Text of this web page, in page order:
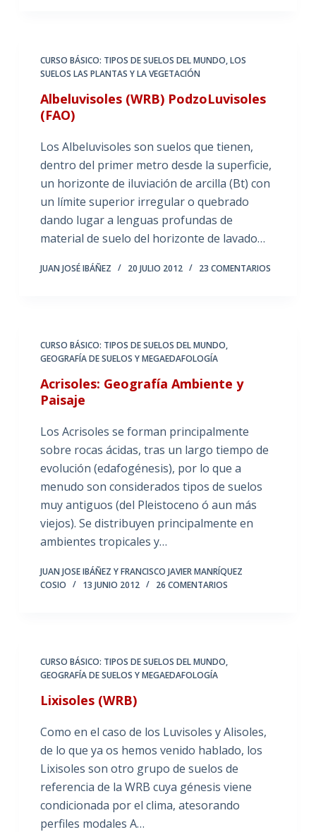
CURSO BÁSICO: TIPOS DE SUELOS DEL MUNDO,LOS
SUELOS LAS PLANTAS Y LA VEGETACIÓN
Albeluvisoles (WRB) PodzoLuvisoles
(FAO)
Los Albeluvisoles son suelos que tienen,
dentro del primer metro desde la superficie,
un horizonte de iluviación de arcilla (Bt) con
un límite superior irregular o quebrado
dando lugar a lenguas profundas de
material de suelo del horizonte de lavado…
JUAN JOSÉ IBÁÑEZ 20 JULIO 2012 23 COMENTARIOS
CURSO BÁSICO: TIPOS DE SUELOS DEL MUNDO,
GEOGRAFÍA DE SUELOS Y MEGAEDAFOLOGÍA
Acrisoles: Geografía Ambiente y
Paisaje
Los Acrisoles se forman principalmente
sobre rocas ácidas, tras un largo tiempo de
evolución (edafogénesis), por lo que a
menudo son considerados tipos de suelos
muy antiguos (del Pleistoceno ó aun más
viejos). Se distribuyen principalmente en
ambientes tropicales y…
JUAN JOSE IBÁÑEZ Y FRANCISCO JAVIER MANRÍQUEZ
COSIO
13 JUNIO 2012 26 COMENTARIOS
CURSO BÁSICO: TIPOS DE SUELOS DEL MUNDO,
GEOGRAFÍA DE SUELOS Y MEGAEDAFOLOGÍA
Lixisoles (WRB)
Como en el caso de los Luvisoles y Alisoles,
de lo que ya os hemos venido hablado, los
Lixisoles son otro grupo de suelos de
referencia de la WRB cuya génesis viene
condicionada por el clima, atesorando
perfiles modales A…